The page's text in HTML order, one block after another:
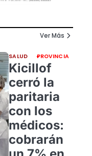
Ver Más
SALUD PROVINCIA
Kicillof
cerró la
paritaria
con los
médicos:
cobrarán